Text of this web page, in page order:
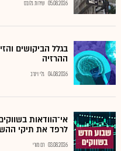
05.08.2026 שירות גלובס
בגלל הביקושים
ההרזיה
04.08.2026 גלי וינרב
אי־הוודאות
לרפד את תיקי
03.08.2026 רם מורי